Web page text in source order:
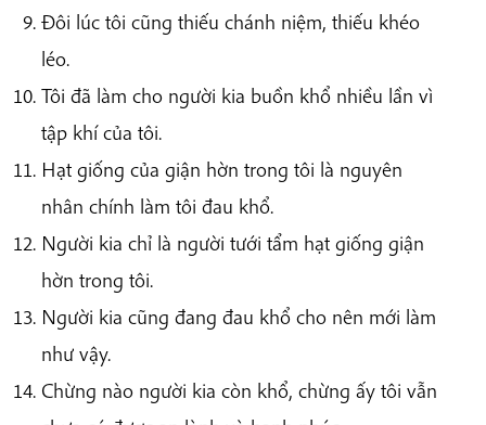
Đôi lúc tôi cũng thiếu chánh niệm, thiếu khéo
léo.
Tôi đã làm cho người kia buồn khổ nhiều lần vì
tập khí của tôi.
Hạt giống của giận hờn trong tôi là nguyên
nhân chính làm tôi đau khổ.
Người kia chỉ là người tưới tẩm hạt giống giận
hờn trong tôi.
Người kia cũng đang đau khổ cho nên mới làm
như vậy.
Chừng nào người kia còn khổ, chừng ấy tôi vẫn